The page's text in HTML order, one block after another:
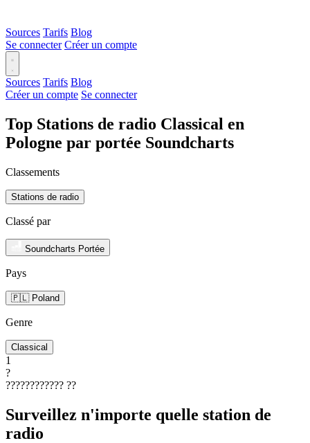
Sources Tarifs Blog
Se connecter Créer un compte
Sources Tarifs Blog
Créer un compte Se connecter
Top Stations de radio Classical en
Pologne par portée Soundcharts
Classements
Stations de radio
Classé par
Soundcharts Portée
Pays
🇵🇱 Poland
Genre
Classical
1
?
???????????? ??
Surveillez n'importe quelle station de
radio